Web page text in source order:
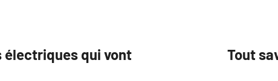
électriques qui vont
Tout